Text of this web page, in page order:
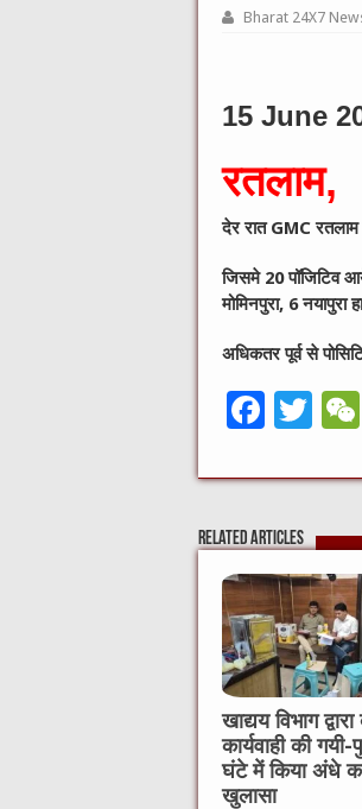
Bharat 24X7
15 June
रतलाम,
देर रात GMC
जिसमे 20 पॉजिटिव
मोमिनपुरा, 6 नयापुरा
अधिकतर पूर्व से
F
c
e
b
o
o
k
T
it
te
r
Related Articles
खाद्यय विभाग
कार्यवाही की
घंटे में किया अंधे
खुलासा